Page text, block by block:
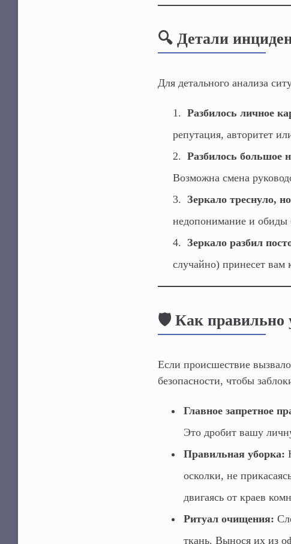
🔍 Детали
Для детального анализа
Разбилось личное
репутация, авторитет
Разбилось большое
Возможна смена
Зеркало треснуло,
недопонимание и обиды
Зеркало разбил
случайно) принесет вам
🛡️ Как правильно
Если происшествие
безопасности, чтобы
Главное запретное
Это дробит вашу
Правильная уборка:
осколки, не
двигаясь от краев
Ритуал очищения:
ткань. Вынося их из